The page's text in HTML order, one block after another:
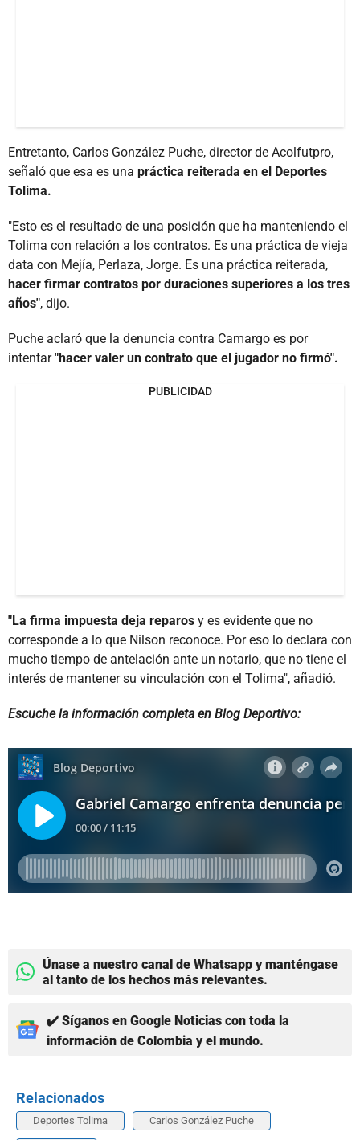
Entretanto, Carlos González Puche, director de Acolfutpro,
señaló que esa es una práctica reiterada en el Deportes
Tolima.
"Esto es el resultado de una posición que ha manteniendo el
Tolima con relación a los contratos. Es una práctica de vieja
data con Mejía, Perlaza, Jorge. Es una práctica reiterada,
hacer firmar contratos por duraciones superiores a los tres
años", dijo.
Puche aclaró que la denuncia contra Camargo es por
intentar"hacer valer un contrato que el jugador no firmó".
PUBLICIDAD
"La firma impuesta deja reparos y es evidente que no
corresponde a lo que Nilson reconoce. Por eso lo declara con
mucho tiempo de antelación ante un notario, que no tiene el
interés de mantener su vinculación con el Tolima", añadió.
Escuche la información completa en Blog Deportivo:
Únase a nuestro canal de Whatsapp y manténgase
al tanto de los hechos más relevantes.
✔️ Síganos en Google Noticias con toda la
información de Colombia y el mundo.
Relacionados
Deportes Tolima Carlos González Puche